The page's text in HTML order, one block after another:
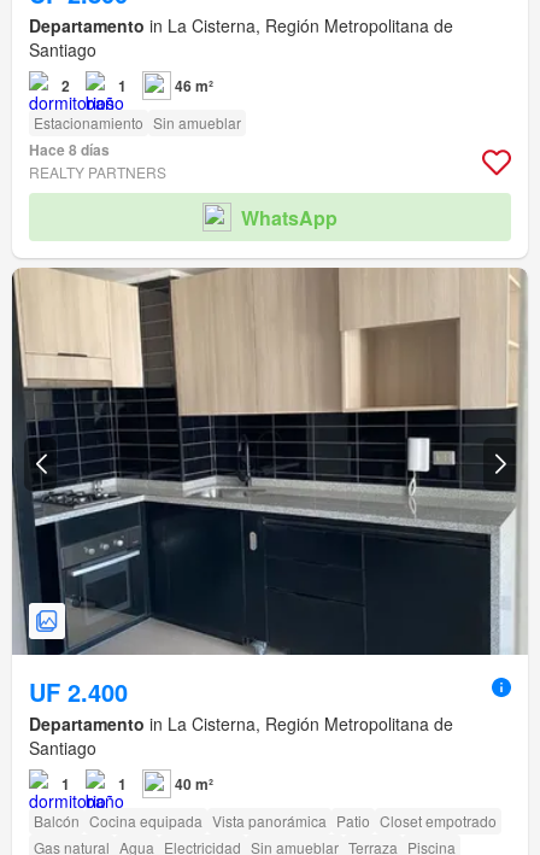
Departamento in La Cisterna, Región Metropolitana de
Santiago
2 1 46 m²
Estacionamiento Sin amueblar
Hace 8 días
REALTY PARTNERS
WhatsApp
UF 2.400
Departamento in La Cisterna, Región Metropolitana de
Santiago
1 1 40 m²
Balcón Cocina equipada Vista panorámica Patio Closet empotrado
Gas natural Agua Electricidad Sin amueblar Terraza Piscina